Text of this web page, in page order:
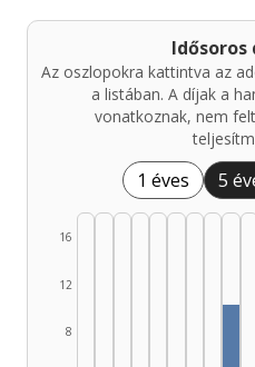
Az oszlopokra kattintva az
a listában. A díjak a
vonatkoznak, nem
1 éves 5
8
12
16